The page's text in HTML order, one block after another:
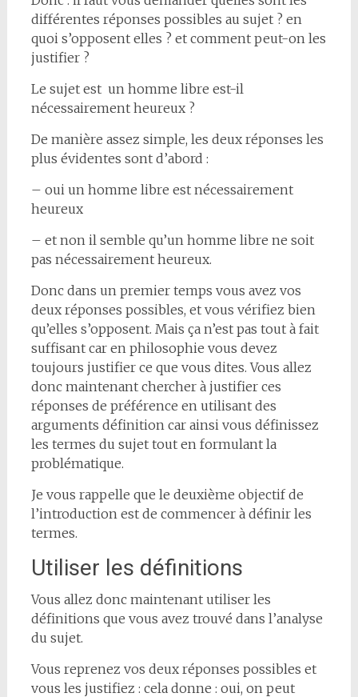
différentes réponses possibles au sujet ? en
quoi s’opposent elles ? et comment peut-on les
justifier ?
Le sujet est un homme libre est-il
nécessairement heureux ?
De manière assez simple, les deux réponses les
plus évidentes sont d’abord :
– oui un homme libre est nécessairement
heureux
– et non il semble qu’un homme libre ne soit
pas nécessairement heureux.
Donc dans un premier temps vous avez vos
deux réponses possibles, et vous vérifiez bien
qu’elles s’opposent. Mais ça n’est pas tout à fait
suffisant car en philosophie vous devez
toujours justifier ce que vous dites. Vous allez
donc maintenant chercher à justifier ces
réponses de préférence en utilisant des
arguments définition car ainsi vous définissez
les termes du sujet tout en formulant la
problématique.
Je vous rappelle que le deuxième objectif de
l’introduction est de commencer à définir les
termes.
Utiliser les définitions
Vous allez donc maintenant utiliser les
définitions que vous avez trouvé dans l’analyse
du sujet.
Vous reprenez vos deux réponses possibles et
vous les justifiez : cela donne : oui, on peut